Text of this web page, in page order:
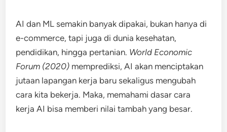
AI dan ML semakin banyak dipakai, bukan hanya di
e-commerce, tapi juga di dunia kesehatan,
pendidikan, hingga pertanian. World Economic
Forum (2020) memprediksi, AI akan menciptakan
jutaan lapangan kerja baru sekaligus mengubah
cara kita bekerja. Maka, memahami dasar cara
kerja AI bisa memberi nilai tambah yang besar.